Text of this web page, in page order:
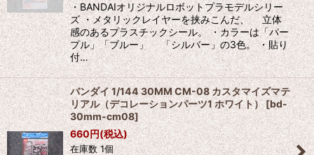
・BANDAIオリジナルロボットプラモデルシリー
ズ ・メタリックレイヤーを挟みこんだ、 立体
感のあるプラスチックシール。 ・カラーは「パー
プル」「ブルー」 「シルバー」の3色。 ・貼り
付…
バンダイ 1/144 30MM CM-08 カスタマイズマテ
リアル（デコレーションパーツ1 ホワイト） [bd-
30mm-cm08]
660円(税込)
在庫数 1個